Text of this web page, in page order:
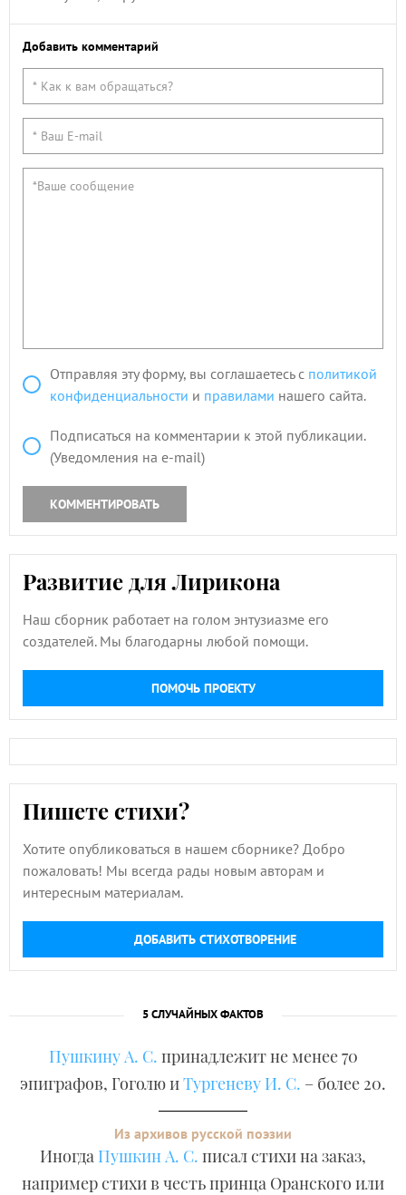
Добавить комментарий
Отправляя эту форму, вы соглашаетесь с политикой
конфиденциальности и правилами нашего сайта.
Подписаться на комментарии к этой публикации.
(Уведомления на e-mail)
КОММЕНТИРОВАТЬ
Развитие для Лирикона
Наш сборник работает на голом энтузиазме его
создателей. Мы благодарны любой помощи.
ПОМОЧЬ ПРОЕКТУ
Пишете стихи?
Хотите опубликоваться в нашем сборнике? Добро
пожаловать! Мы всегда рады новым авторам и
интересным материалам.
ДОБАВИТЬ СТИХОТВОРЕНИЕ
5 СЛУЧАЙНЫХ ФАКТОВ
Пушкину А. С. принадлежит не менее 70
эпиграфов, Гоголю иТургеневу И. С. – более 20.
Из архивов русской поэзии
Иногда Пушкин А. С. писал стихи на заказ,
например стихи в честь принца Оранского или